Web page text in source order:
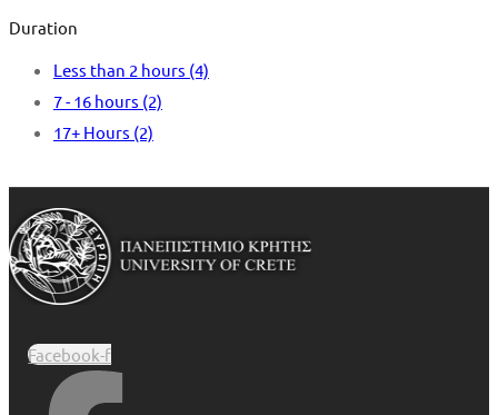
Duration
Less than 2 hours (4)
7 - 16 hours (2)
17+ Hours (2)
Facebook-f